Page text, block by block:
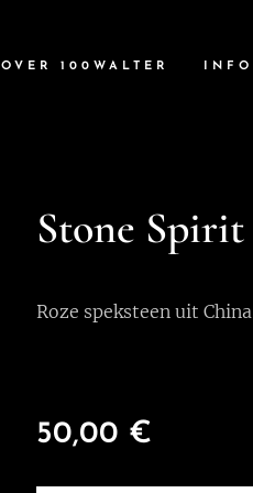
OVER 100WALTER INFO
Stone Spirit
Roze speksteen uit China
50,00 €